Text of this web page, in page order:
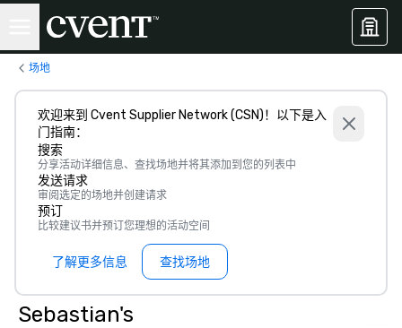
场地
欢迎来到 Cvent Supplier Network (CSN)！以下是入
门指南：
搜索
分享活动详细信息、查找场地并将其添加到您的列表中
发送请求
审阅选定的场地并创建请求
预订
比较建议书并预订您理想的活动空间
了解更多信息 查找场地
Sebastian's